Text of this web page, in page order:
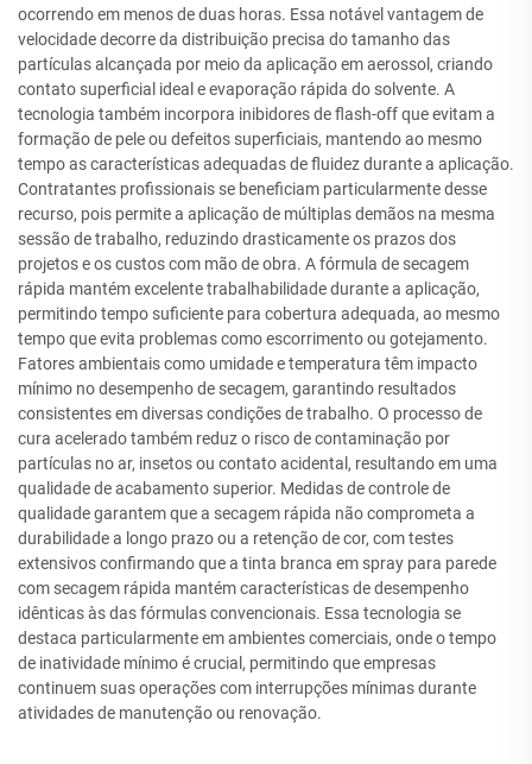
ocorrendo em menos de duas horas. Essa notável vantagem de
velocidade decorre da distribuição precisa do tamanho das
partículas alcançada por meio da aplicação em aerossol, criando
contato superficial ideal e evaporação rápida do solvente. A
tecnologia também incorpora inibidores de flash-off que evitam a
formação de pele ou defeitos superficiais, mantendo ao mesmo
tempo as características adequadas de fluidez durante a aplicação.
Contratantes profissionais se beneficiam particularmente desse
recurso, pois permite a aplicação de múltiplas demãos na mesma
sessão de trabalho, reduzindo drasticamente os prazos dos
projetos e os custos com mão de obra. A fórmula de secagem
rápida mantém excelente trabalhabilidade durante a aplicação,
permitindo tempo suficiente para cobertura adequada, ao mesmo
tempo que evita problemas como escorrimento ou gotejamento.
Fatores ambientais como umidade e temperatura têm impacto
mínimo no desempenho de secagem, garantindo resultados
consistentes em diversas condições de trabalho. O processo de
cura acelerado também reduz o risco de contaminação por
partículas no ar, insetos ou contato acidental, resultando em uma
qualidade de acabamento superior. Medidas de controle de
qualidade garantem que a secagem rápida não comprometa a
durabilidade a longo prazo ou a retenção de cor, com testes
extensivos confirmando que a tinta branca em spray para parede
com secagem rápida mantém características de desempenho
idênticas às das fórmulas convencionais. Essa tecnologia se
destaca particularmente em ambientes comerciais, onde o tempo
de inatividade mínimo é crucial, permitindo que empresas
continuem suas operações com interrupções mínimas durante
atividades de manutenção ou renovação.